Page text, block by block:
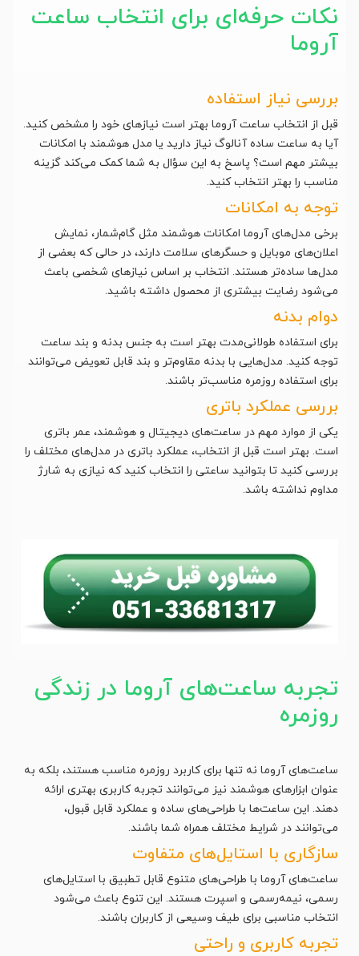
نکات حرفه‌ای برای انتخاب ساعت
آروما
بررسی نیاز استفاده
قبل از انتخاب ساعت آروما بهتر است نیازهای خود را مشخص کنید.
آیا به ساعت ساده آنالوگ نیاز دارید یا مدل هوشمند با امکانات
بیشتر مهم است؟ پاسخ به این سؤال به شما کمک می‌کند گزینه
مناسب را بهتر انتخاب کنید.
توجه به امکانات
برخی مدل‌های آروما امکانات هوشمند مثل گام‌شمار، نمایش
اعلان‌های موبایل و حسگرهای سلامت دارند، در حالی که بعضی از
مدل‌ها ساده‌تر هستند. انتخاب بر اساس نیازهای شخصی باعث
می‌شود رضایت بیشتری از محصول داشته باشید.
دوام بدنه
برای استفاده طولانی‌مدت بهتر است به جنس بدنه و بند ساعت
توجه کنید. مدل‌هایی با بدنه مقاوم‌تر و بند قابل تعویض می‌توانند
برای استفاده روزمره مناسب‌تر باشند.
بررسی عملکرد باتری
یکی از موارد مهم در ساعت‌های دیجیتال و هوشمند، عمر باتری
است. بهتر است قبل از انتخاب، عملکرد باتری در مدل‌های مختلف را
بررسی کنید تا بتوانید ساعتی را انتخاب کنید که نیازی به شارژ
مداوم نداشته باشد.
تجربه ساعت‌های آروما در زندگی
روزمره
ساعت‌های آروما نه تنها برای کاربرد روزمره مناسب هستند، بلکه به
عنوان ابزارهای هوشمند نیز می‌توانند تجربه کاربری بهتری ارائه
دهند. این ساعت‌ها با طراحی‌های ساده و عملکرد قابل قبول،
می‌توانند در شرایط مختلف همراه شما باشند.
سازگاری با استایل‌های متفاوت
ساعت‌های آروما با طراحی‌های متنوع قابل تطبیق با استایل‌های
رسمی، نیمه‌رسمی و اسپرت هستند. این تنوع باعث می‌شود
انتخاب مناسبی برای طیف وسیعی از کاربران باشند.
تجربه کاربری و راحتی